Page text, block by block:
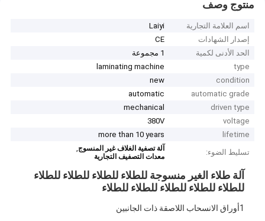
منتوج وصف
اسم العلامة التجارية
Laiyi
إصدار الشهادات
CE
الحد الأدنى لكمية
1 مجموعة
type
laminating machine
condition
new
automatic grade
automatic
driven type
mechanical
voltage
380V
lifetime
more than 10 years
تسليط الضوء:
آلة تصفية الغلاف غير المنسوج,
معدات التصفيف التجارية
آلة طلاء الغير منسوجة للطلاء للطلاء للطلاء للطلاء
للطلاء للطلاء للطلاء للطلاء للطلاء
1أوراق الانسحاب اللاصقة ذات الجانبين